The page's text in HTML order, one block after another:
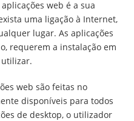
web é a sua
uma ligação à Internet,
lugar. As aplicações
requerem a instalação em
web são feitas no
disponíveis para todos
de desktop, o utilizador